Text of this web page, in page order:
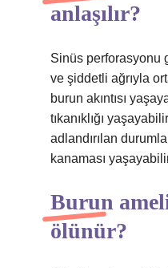
anlaşılır?
Sinüs perforasyonu
ve şiddetli ağrıyla
burun akıntısı
tıkanıklığı
adlandırılan
kanaması
Burun
ölünür?